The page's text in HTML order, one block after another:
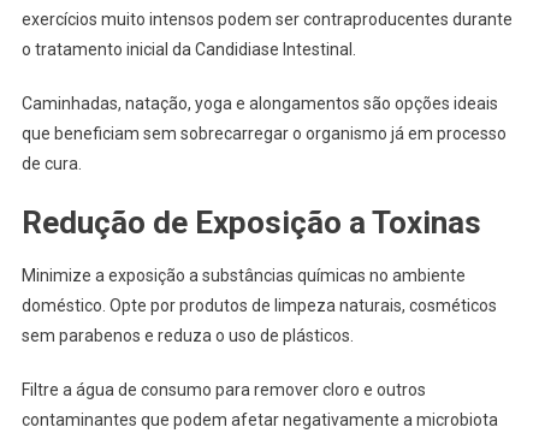
exercícios muito intensos podem ser contraproducentes durante
o tratamento inicial da Candidiase Intestinal.
Caminhadas, natação, yoga e alongamentos são opções ideais
que beneficiam sem sobrecarregar o organismo já em processo
de cura.
Redução de Exposição a Toxinas
Minimize a exposição a substâncias químicas no ambiente
doméstico. Opte por produtos de limpeza naturais, cosméticos
sem parabenos e reduza o uso de plásticos.
Filtre a água de consumo para remover cloro e outros
contaminantes que podem afetar negativamente a microbiota